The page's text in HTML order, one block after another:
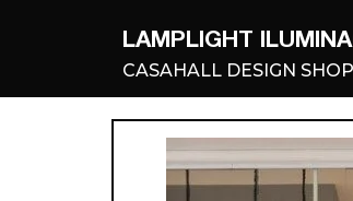
LAMPLIGHT
CASAHALL DESIGN